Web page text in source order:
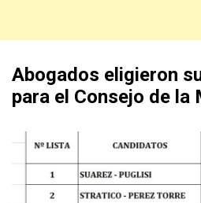
Abogados eligieron
para el Consejo de